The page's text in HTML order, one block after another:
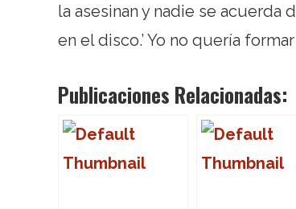
la asesinan y nadie se
en el disco.’ Yo no quería
Publicaciones Relacionadas: